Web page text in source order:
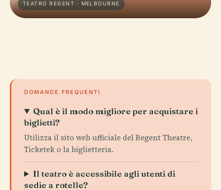
TEATRO REGENT · MELBOURNE
DOMANDE FREQUENTI
Qual è il modo migliore per acquistare i
biglietti?
Utilizza il sito web ufficiale del Regent Theatre,
Ticketek o la biglietteria.
Il teatro è accessibile agli utenti di
sedie a rotelle?